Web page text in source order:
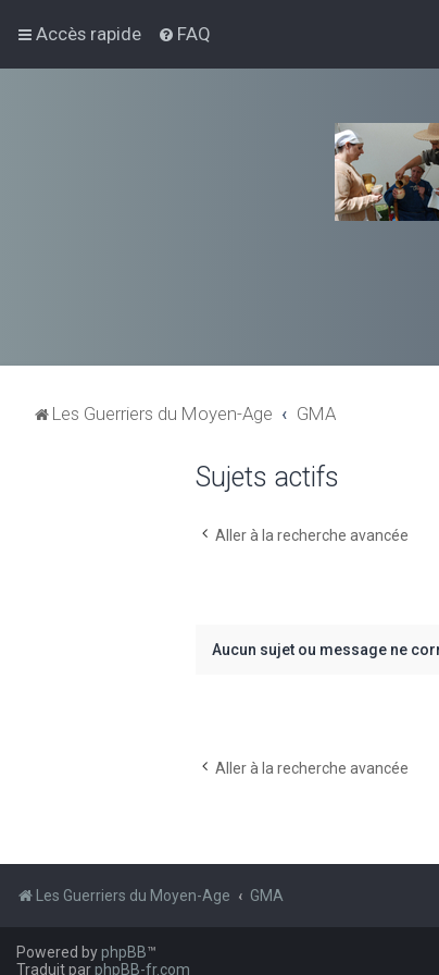
Accès rapide FAQ
Les Guerriers du Moyen-Age GMA
Sujets actifs
Aller à la recherche avancée
Aucun sujet ou message ne
Aller à la recherche avancée
Les Guerriers du Moyen-Age GMA
Powered byphpBB™
Traduit parphpBB-fr.com